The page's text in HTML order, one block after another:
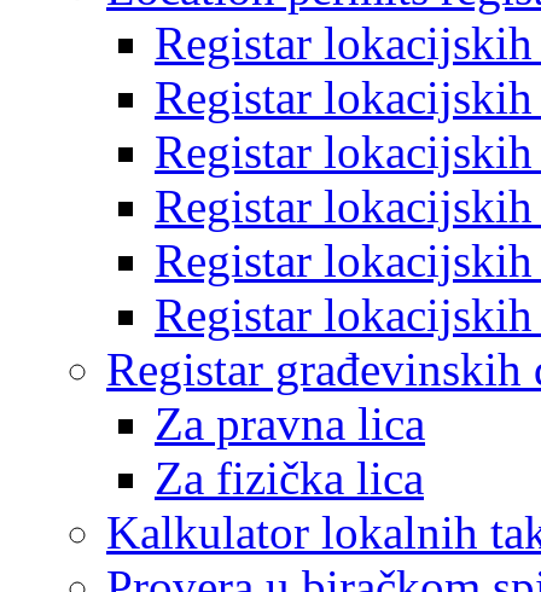
Registar
Registar
Registar
Registar
Registar
Registar
Registar građevinskih
Za pravna lica
Za fizička lica
Kalkulator lokalnih